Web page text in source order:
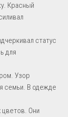
Красный
статус
для
Узор
семьи. В одежде
цветов. Они